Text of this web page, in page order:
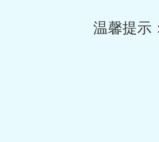
温馨提示